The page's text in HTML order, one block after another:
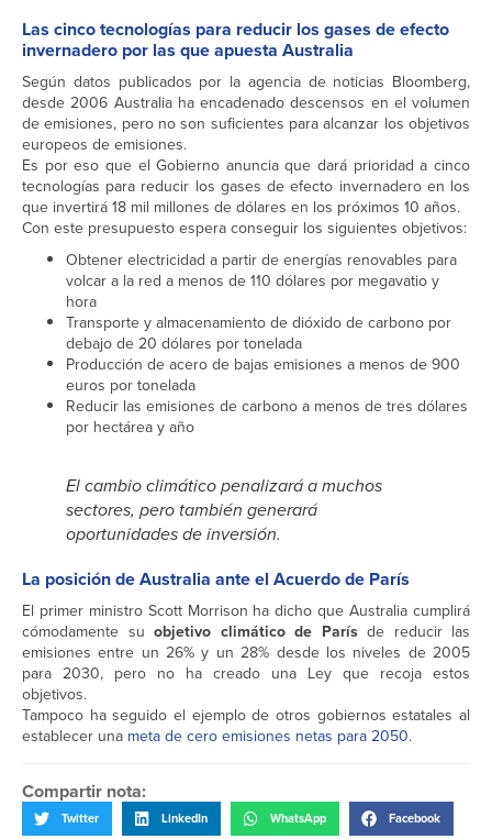
Las cinco tecnologías para reducir los gases de efecto
invernadero por las que apuesta Australia
Según datos publicados por la agencia de noticias Bloomberg,
desde 2006 Australia ha encadenado descensos en el volumen
de emisiones, pero no son suficientes para alcanzar los objetivos
europeos de emisiones.
Es por eso que el Gobierno anuncia que dará prioridad a cinco
tecnologías para reducir los gases de efecto invernadero en los
que invertirá 18 mil millones de dólares en los próximos 10 años.
Con este presupuesto espera conseguir los siguientes objetivos:
Obtener electricidad a partir de energías renovables para
volcar a la red a menos de 110 dólares por megavatio y
hora
Transporte y almacenamiento de dióxido de carbono por
debajo de 20 dólares por tonelada
Producción de acero de bajas emisiones a menos de 900
euros por tonelada
Reducir las emisiones de carbono a menos de tres dólares
por hectárea y año
El cambio climático penalizará a muchos
sectores, pero también generará
oportunidades de inversión.
La posición de Australia ante el Acuerdo de París
El primer ministro Scott Morrison ha dicho que Australia cumplirá
cómodamente su objetivo climático de Parísde reducir las
emisiones entre un 26% y un 28% desde los niveles de 2005
para 2030, pero no ha creado una Ley que recoja estos
objetivos.
Tampoco ha seguido el ejemplo de otros gobiernos estatales al
establecer una meta de cero emisiones netas para 2050.
Compartir nota:
Twitter LinkedIn WhatsApp Facebook